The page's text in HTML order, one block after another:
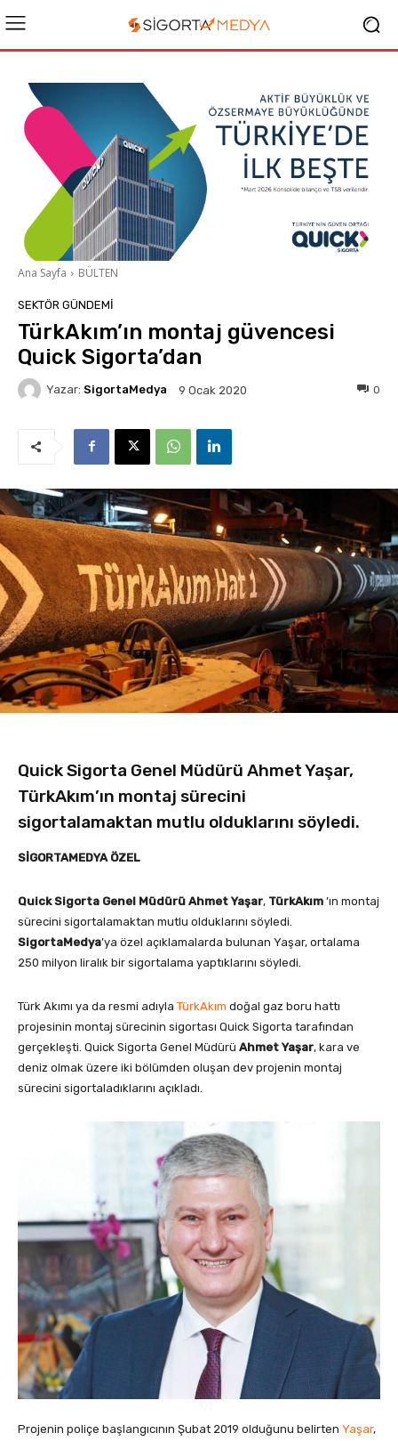
Ana Sayfa BÜLTEN
SEKTÖR GÜNDEMİ
TürkAkım’ın montaj güvencesi
Quick Sigorta’dan
Yazar: SigortaMedya 9 Ocak 2020 0
Quick Sigorta Genel Müdürü Ahmet Yaşar,
TürkAkım’ın montaj sürecini
sigortalamaktan mutlu olduklarını söyledi.
SİGORTAMEDYA ÖZEL
Quick Sigorta Genel Müdürü Ahmet Yaşar, TürkAkım ’ın montaj
sürecini sigortalamaktan mutlu olduklarını söyledi.
SigortaMedya’ya özel açıklamalarda bulunan Yaşar, ortalama
250 milyon liralık bir sigortalama yaptıklarını söyledi.
Türk Akımı ya da resmi adıyla TürkAkım doğal gaz boru hattı
projesinin montaj sürecinin sigortası Quick Sigorta tarafından
gerçekleşti. Quick Sigorta Genel Müdürü Ahmet Yaşar, kara ve
deniz olmak üzere iki bölümden oluşan dev projenin montaj
sürecini sigortaladıklarını açıkladı.
Projenin poliçe başlangıcının Şubat 2019 olduğunu belirten Yaşar,